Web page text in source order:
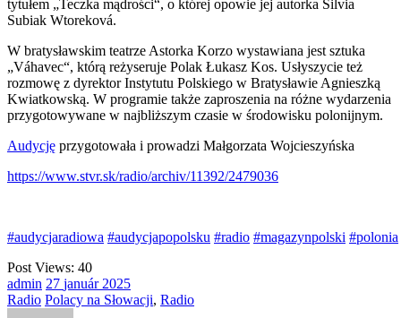
tytułem „Teczka mądrości“, o której opowie jej autorka Silvia
Subiak Wtoreková.
W bratysławskim teatrze Astorka Korzo wystawiana jest sztuka
„Váhavec“, którą reżyseruje Polak Łukasz Kos. Usłyszycie też
rozmowę z dyrektor Instytutu Polskiego w Bratysławie Agnieszką
Kwiatkowską. W programie także zaproszenia na różne wydarzenia
przygotowywane w najbliższym czasie w środowisku polonijnym.
Audycję przygotowała i prowadzi Małgorzata Wojcieszyńska
https://www.stvr.sk/radio/archiv/11392/2479036
#audycjaradiowa #audycjapopolsku #radio #magazynpolski #polonia
Post Views: 40
admin 27 január 2025
Radio Polacy na Słowacji, Radio